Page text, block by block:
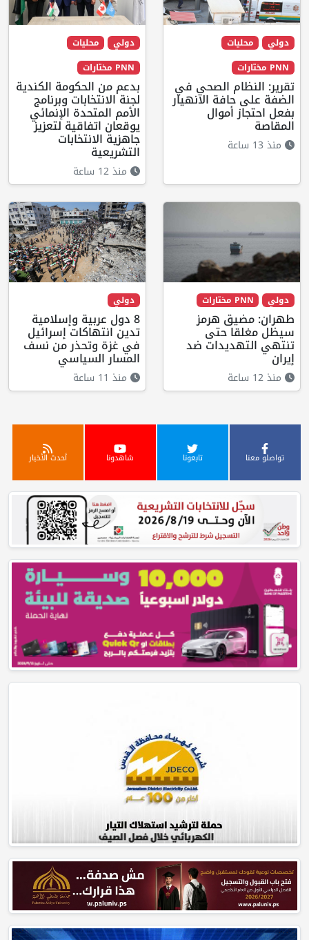
دولي
محليات
PNN مختارات
تقرير: النظام الصحي في
الضفة على حافة الانهيار
بفعل احتجاز أموال
المقاصة
منذ 13 ساعة
دولي
محليات
PNN مختارات
بدعم من الحكومة الكندية
لجنة الانتخابات وبرنامج
الأمم المتحدة الإنمائي
يوقعان اتفاقية لتعزيز
جاهزية الانتخابات
التشريعية
منذ 12 ساعة
دولي PNN مختارات
طهران: مضيق هرمز
سيظل مغلقا حتى
تنتهي التهديدات ضد
إيران
منذ 12 ساعة
دولي
8 دول عربية وإسلامية
تدين انتهاكات إسرائيل
في غزة وتحذر من نسف
المسار السياسي
منذ 11 ساعة
تواصلو معنا تابعونا شاهدونا أحدث الأخبار